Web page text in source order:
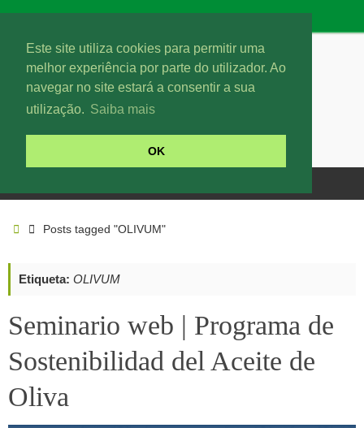
Este site utiliza cookies para permitir uma
melhor experiência por parte do utilizador. Ao
navegar no site estará a consentir a sua
utilização. Saiba mais
OK
Posts tagged "OLIVUM"
Etiqueta: OLIVUM
Seminario web | Programa de
Sostenibilidad del Aceite de
Oliva